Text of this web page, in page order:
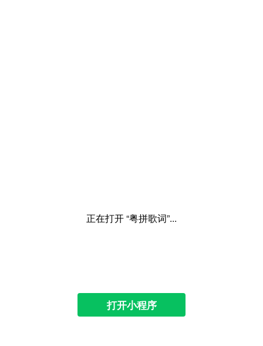
正在打开 “粤拼歌词”...
打开小程序